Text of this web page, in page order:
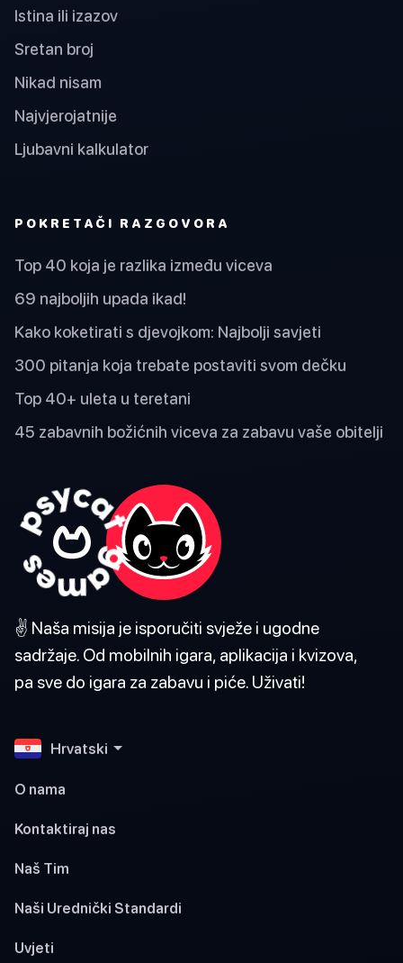
Istina ili izazov
Sretan broj
Nikad nisam
Najvjerojatnije
Ljubavni kalkulator
POKRETAČI RAZGOVORA
Top 40 koja je razlika između viceva
69 najboljih upada ikad!
Kako koketirati s djevojkom: Najbolji savjeti
300 pitanja koja trebate postaviti svom dečku
Top 40+ uleta u teretani
45 zabavnih božićnih viceva za zabavu vaše obitelji
✌️ Naša misija je isporučiti svježe i ugodne
sadržaje. Od mobilnih igara, aplikacija i kvizova,
pa sve do igara za zabavu i piće. Uživati!
Hrvatski
O nama
Kontaktiraj nas
Naš Tim
Naši Urednički Standardi
Uvjeti